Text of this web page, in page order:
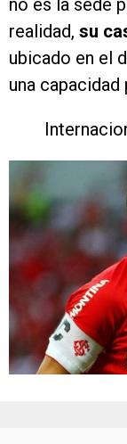
realidad, su
ubicado en el
una